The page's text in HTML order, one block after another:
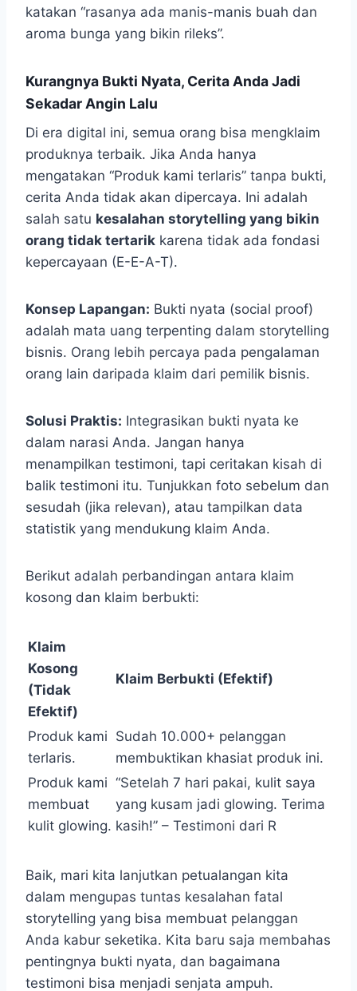
katakan “rasanya ada manis-manis buah dan
aroma bunga yang bikin rileks”.
Kurangnya Bukti Nyata, Cerita Anda Jadi
Sekadar Angin Lalu
Di era digital ini, semua orang bisa mengklaim
produknya terbaik. Jika Anda hanya
mengatakan “Produk kami terlaris” tanpa bukti,
cerita Anda tidak akan dipercaya. Ini adalah
salah satu kesalahan storytelling yang bikin
orang tidak tertarik karena tidak ada fondasi
kepercayaan (E-E-A-T).
Konsep Lapangan: Bukti nyata (social proof)
adalah mata uang terpenting dalam storytelling
bisnis. Orang lebih percaya pada pengalaman
orang lain daripada klaim dari pemilik bisnis.
Solusi Praktis: Integrasikan bukti nyata ke
dalam narasi Anda. Jangan hanya
menampilkan testimoni, tapi ceritakan kisah di
balik testimoni itu. Tunjukkan foto sebelum dan
sesudah (jika relevan), atau tampilkan data
statistik yang mendukung klaim Anda.
Berikut adalah perbandingan antara klaim
kosong dan klaim berbukti:
Klaim
Kosong
(Tidak
Efektif)
Klaim Berbukti (Efektif)
Produk kami
terlaris.
Sudah 10.000+ pelanggan
membuktikan khasiat produk ini.
Produk kami
membuat
kulit glowing.
“Setelah 7 hari pakai, kulit saya
yang kusam jadi glowing. Terima
kasih!” – Testimoni dari R
Baik, mari kita lanjutkan petualangan kita
dalam mengupas tuntas kesalahan fatal
storytelling yang bisa membuat pelanggan
Anda kabur seketika. Kita baru saja membahas
pentingnya bukti nyata, dan bagaimana
testimoni bisa menjadi senjata ampuh.